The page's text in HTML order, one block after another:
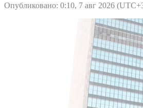
Опубликовано: 0:10, 7 авг 2026